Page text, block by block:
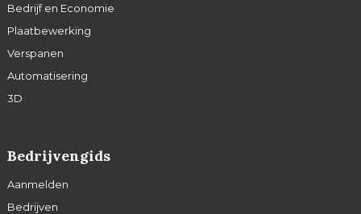
Bedrijf en Economie
Plaatbewerking
Verspanen
Automatisering
3D
Bedrijvengids
Aanmelden
Bedrijven